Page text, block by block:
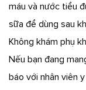
máu và nước tiểu
sữa để dùng sau
Không khám phụ
Nếu bạn đang
báo với nhân viên